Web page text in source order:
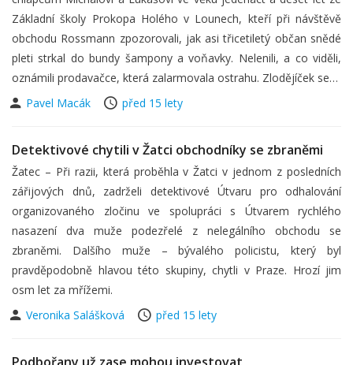
Základní školy Prokopa Holého v Lounech, kteří při návštěvě
obchodu Rossmann zpozorovali, jak asi třicetiletý občan snědé
pleti strkal do bundy šampony a voňavky. Nelenili, a co viděli,
oznámili prodavačce, která zalarmovala ostrahu. Zlodějíček se…
Pavel Macák
před 15 lety
Detektivové chytili v Žatci obchodníky se zbraněmi
Žatec – Při razii, která proběhla v Žatci v jednom z posledních
zářijových dnů, zadrželi detektivové Útvaru pro odhalování
organizovaného zločinu ve spolupráci s Útvarem rychlého
nasazení dva muže podezřelé z nelegálního obchodu se
zbraněmi. Dalšího muže – bývalého policistu, který byl
pravděpodobně hlavou této skupiny, chytli v Praze. Hrozí jim
osm let za mřížemi.
Veronika Salášková
před 15 lety